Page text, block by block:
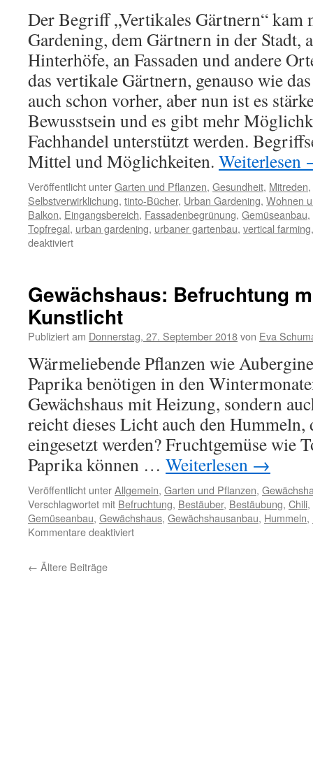
Der Begriff „Vertikales Gärtnern“ kam
Gardening, dem Gärtnern in der Stadt,
Hinterhöfe, an Fassaden und andere
das vertikale Gärtnern, genauso wie
auch schon vorher, aber nun ist es
Bewusstsein und es gibt mehr
Fachhandel unterstützt werden.
Mittel und Möglichkeiten. Weiterlesen
Veröffentlicht unterGarten und Pflanzen, Gesundheit, Mitreden,
Selbstverwirklichung, tinto-Bücher, Urban Gardening, Wohnen
Balkon, Eingangsbereich, Fassadenbegrünung, Gemüseanbau,
Topfregal, urban gardening, urbaner gartenbau, vertical farming
deaktiviert
Gewächshaus: Befruchtung
Kunstlicht
Publiziert am Donnerstag, 27. September 2018von Eva
Wärmeliebende Pflanzen wie
Paprika benötigen in den
Gewächshaus mit Heizung, sondern
reicht dieses Licht auch den Hummeln,
eingesetzt werden? Fruchtgemüse wie
Paprika können … Weiterlesen →
Veröffentlicht unterAllgemein, Garten und Pflanzen,
Verschlagwortet mit Befruchtung, Bestäuber, Bestäubung, Chili,
Gemüseanbau, Gewächshaus, Gewächshausanbau, Hummeln,
Kommentare deaktiviert
← Ältere Beiträge